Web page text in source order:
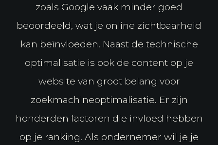
zoals Google vaak minder goed
beoordeeld, wat je online zichtbaarheid
kan beïnvloeden. Naast de technische
optimalisatie is ook de content op je
website van groot belang voor
zoekmachineoptimalisatie. Er zijn
honderden factoren die invloed hebben
op je ranking. Als ondernemer wil je je